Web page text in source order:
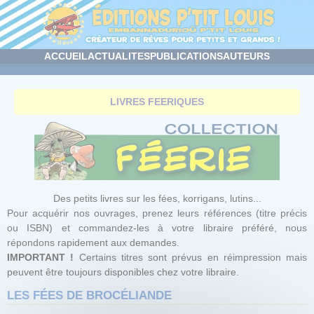
ACCUEILACTUALITESPUBLICATIONSAUTEURS
LIVRES FEERIQUES
Des petits livres sur les fées, korrigans, lutins...
Pour acquérir nos ouvrages, prenez leurs références (titre précis
ou ISBN) et commandez-les à votre libraire préféré, nous
répondons rapidement aux demandes.
IMPORTANT ! Certains titres sont prévus en réimpression mais
peuvent être toujours disponibles chez votre libraire.
LES FÉES DE BROCÉLIANDE
Panneau de gestion des cookies